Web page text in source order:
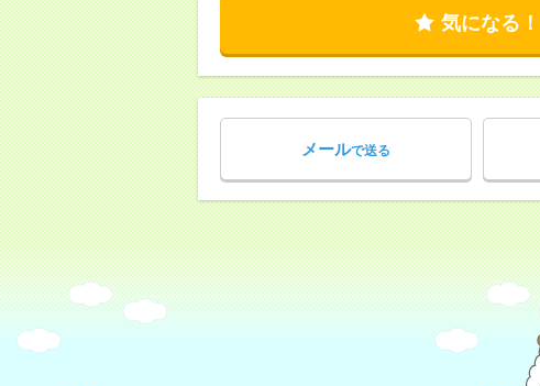
気になる！
メールで送る